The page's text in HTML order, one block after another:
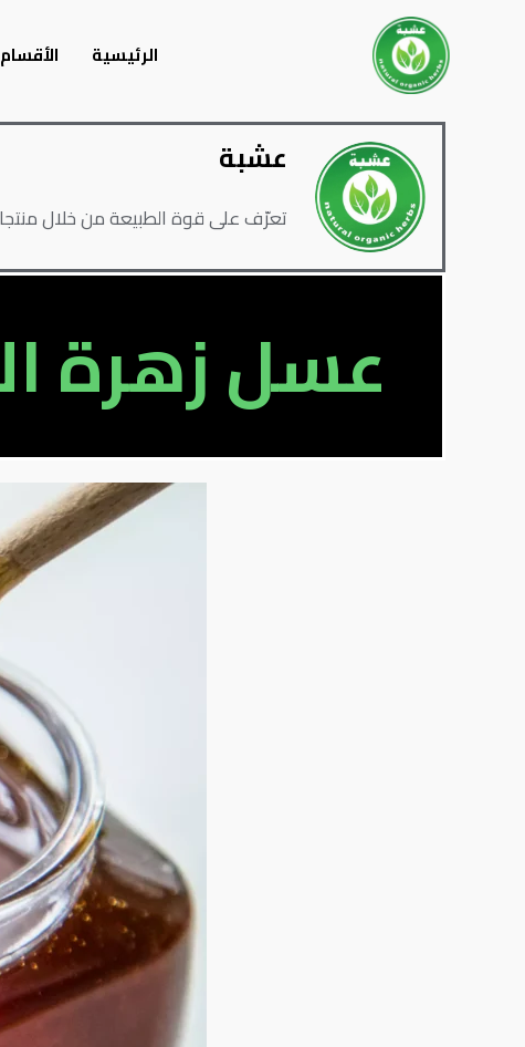
الرئيسية الأقسام
عشبة
تعرّف على قوة الطبيعة من خلال
عسل زهرة